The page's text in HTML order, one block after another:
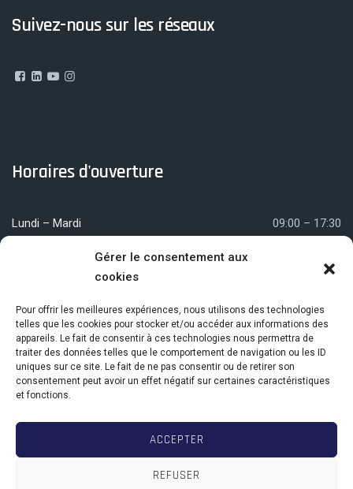
Gérer le consentement aux
cookies
Pour offrir les meilleures expériences, nous utilisons des technologies
telles que les cookies pour stocker et/ou accéder aux informations des
appareils. Le fait de consentir à ces technologies nous permettra de
traiter des données telles que le comportement de navigation ou les ID
uniques sur ce site. Le fait de ne pas consentir ou de retirer son
consentement peut avoir un effet négatif sur certaines caractéristiques
et fonctions.
ACCEPTER
REFUSER
Suivez-nous sur les réseaux
Horaires d'ouverture
Lundi – Mardi 09:00 – 17:30
Nous localiser
18 avenue de la Jonchère
78170 La Celle-Saint-Cloud